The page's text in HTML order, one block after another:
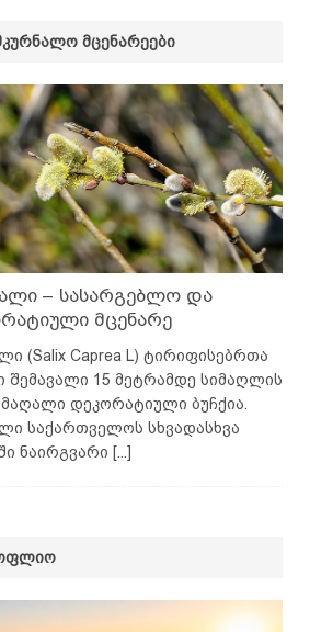
ᲛᲪᲔᲜᲐᲠᲔᲔᲑᲘ
– სასარგებლო და
მცენარე
(Salix Caprea L) ტირიფისებრთა
შემავალი 15 მეტრამდე სიმაღლის
მაღალი დეკორატიული ბუჩქია.
საქართველოს სხვადასხვა
ნაირგვარი [...]